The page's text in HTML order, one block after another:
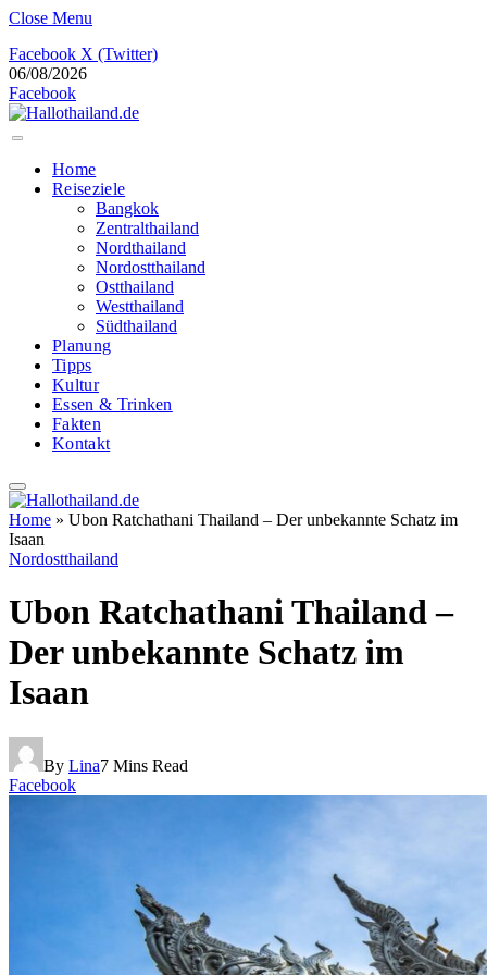
Close Menu
Facebook X (Twitter)
06/08/2026
Facebook
Home
Reiseziele
Bangkok
Zentralthailand
Nordthailand
Nordostthailand
Ostthailand
Westthailand
Südthailand
Planung
Tipps
Kultur
Essen & Trinken
Fakten
Kontakt
Home » Ubon Ratchathani Thailand – Der unbekannte Schatz im
Isaan
Nordostthailand
Ubon Ratchathani Thailand –
Der unbekannte Schatz im
Isaan
By Lina7 Mins Read
Facebook